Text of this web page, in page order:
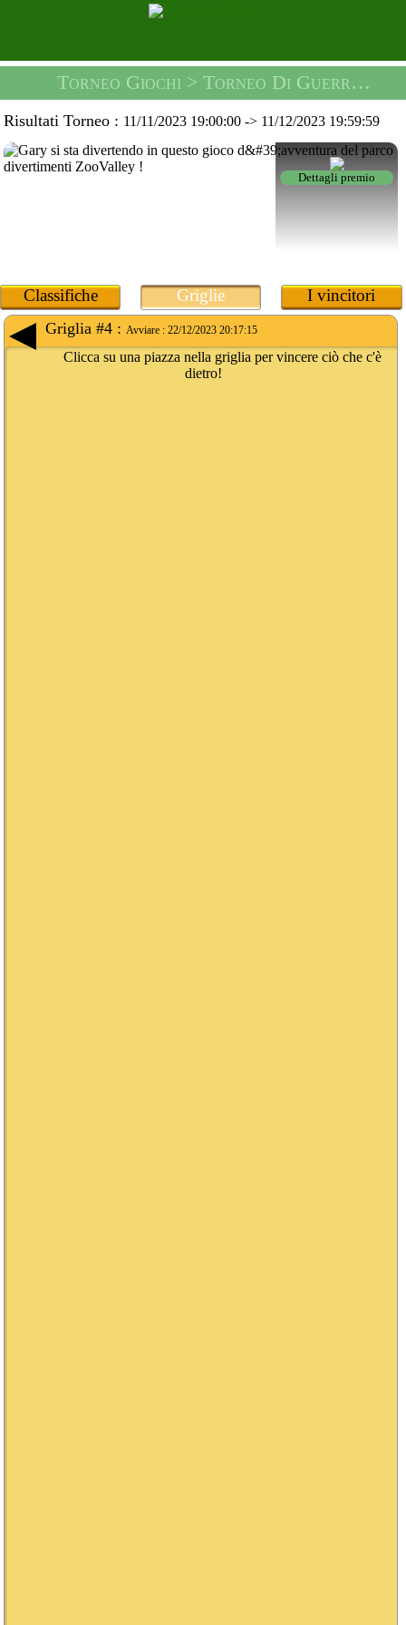
Torneo Giochi> Torneo Di Guerra Spaziale Virtuale -
Risultati Torneo : 11/11/2023 19:00:00 -> 11/12/2023 19:59:59
Dettagli premio
Classifiche Griglie I vincitori
Griglia #4 : Avviare : 22/12/2023 20:17:15
Clicca su una piazza nella griglia per vincere ciò che c'è
dietro!